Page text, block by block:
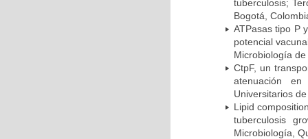
tuberculosis;
Bogotá,
ATPasas tipo P
potencial
Microbiología
CtpF, un
atenuación
Universitarios
Lipid
tuberculosis
Microbiología,